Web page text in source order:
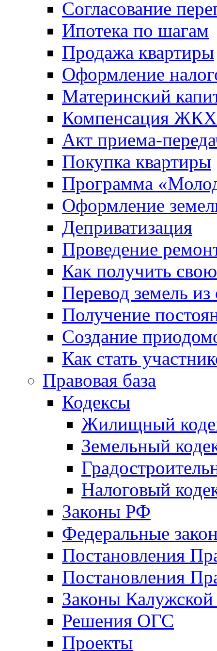
Согласование
Ипотека по шагам
Продажа квартиры
Оформление
Материнский
Компенсация ЖКХ
Акт приема-
Покупка квартиры
Программа
Оформление
Деприватизация
Проведение
Как получить
Перевод земель
Получение
Создание
Как стать
Правовая база
Кодексы
Жилищный
Земельный
Налоговый
Законы РФ
Федеральные
Постановления
Постановления
Законы Калужской
Решения ОГС
Проекты